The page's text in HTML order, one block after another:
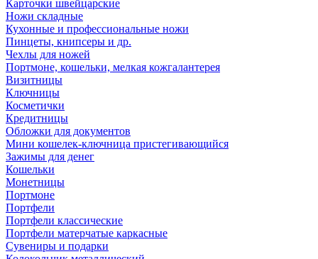
Карточки швейцарские
Ножи складные
Кухонные и профессиональные ножи
Пинцеты, книпсеры и др.
Чехлы для ножей
Портмоне, кошельки, мелкая кожгалантерея
Визитницы
Ключницы
Косметички
Кредитницы
Обложки для документов
Мини кошелек-ключница пристегивающийся
Зажимы для денег
Кошельки
Монетницы
Портмоне
Портфели
Портфели классические
Портфели матерчатые каркасные
Сувениры и подарки